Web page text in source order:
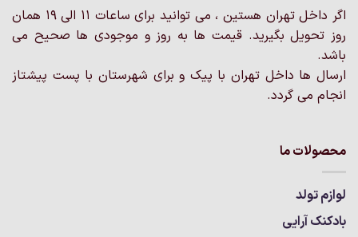
صفحه
محصول
شوند
صفحه
محصول
انتخاب
اگر داخل تهران هستین ، می توانید برای ساعات 11 الی 19 همان
روز تحویل بگیرید. قیمت ها به روز و موجودی ها صحیح می
باشد.
ارسال ها داخل تهران با پیک و برای شهرستان با پست پیشتاز
انجام می گردد.
محصولات ما
لوازم تولد
بادکنک آرایی